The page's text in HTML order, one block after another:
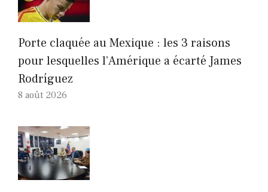
Porte claquée au Mexique : les 3 raisons
pour lesquelles l’Amérique a écarté James
Rodríguez
8 août 2026